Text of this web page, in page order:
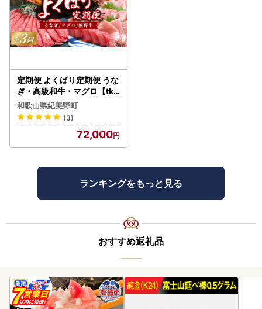
定期便 よくばり定期便 うな
ぎ ･ 高級和牛 ･ マグロ【tkb
104】
和歌山県紀美野町
(3)
72,000
ランキングをもっと見る
おすすめ返礼品